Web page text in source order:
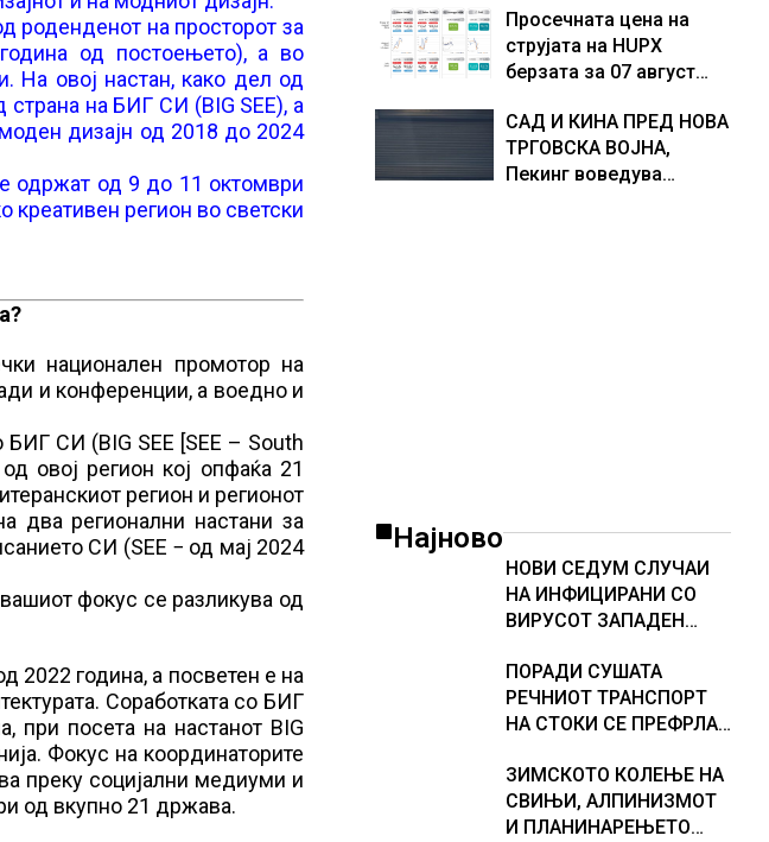
роденденот на просторот за
од постоењето), а во
На овој настан, како дел од
страна на БИГ СИ (BIG SEE), а
моден дизајн од 2018 до 2024
одржат од 9 до 11 октомври
креативен регион во светски
национален промотор на
и конференции, а воедно и
СИ (BIG SEE [SEE – South
овој регион кој опфаќа 21
регион и регионот
два регионални настани за
СИ (SEE − од мај 2024
фокус се разликува од
2022 година, а посветен е на
Соработката со БИГ
посета на настанот BIG
Фокус на координаторите
преку социјални медиуми и
од вкупно 21 држава.
милијарди денари –
изградивме систем што
испорачува резултати
Просечната цена на
струјата на HUPX
берзата за 07 август
евра за мегават час, на
МЕМО 153,56 евра за
мегават час
САД И КИНА ПРЕД НОВА
ТРГОВСКА ВОЈНА,
Пекинг воведува
Најново
НОВИ СЕДУМ СЛУЧАИ
НА ИНФИЦИРАНИ СО
ВИРУСОТ ЗАПАДЕН
во критична состојба
ПОРАДИ СУШАТА
РЕЧНИОТ ТРАНСПОРТ
НА СТОКИ СЕ ПРЕФРЛА
Германија со итни
мерки овозможува
камионџиите да возат и
ЗИМСКОТО КОЛЕЊЕ НА
СВИЊИ, АЛПИНИЗМОТ
И ПЛАНИНАРЕЊЕТО